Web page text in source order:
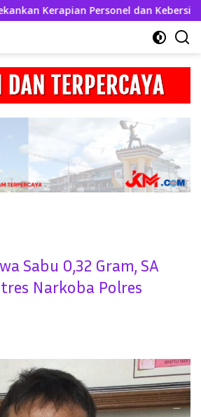
Personel dan Kebersihan Mako
Sabu 0,32 Gram, SA
Narkoba Polres